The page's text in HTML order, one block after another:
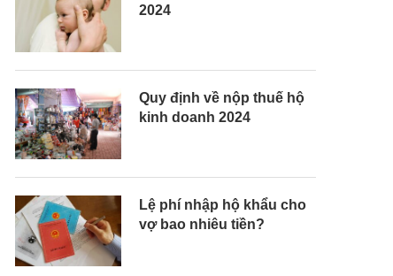
2024
Quy định về nộp thuế hộ
kinh doanh 2024
Lệ phí nhập hộ khẩu cho
vợ bao nhiêu tiền?